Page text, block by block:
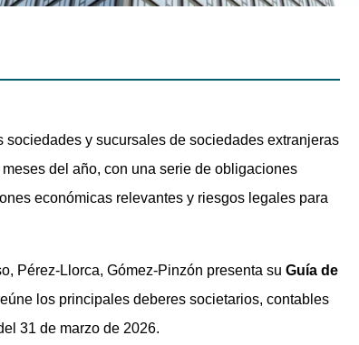
y sucursales de sociedades extranjeras
del año, con una serie de obligaciones
económicas relevantes y riesgos legales para
Pérez-Llorca, Gómez-Pinzón presenta su Guía de
los principales deberes societarios, contables
31 de marzo de 2026.